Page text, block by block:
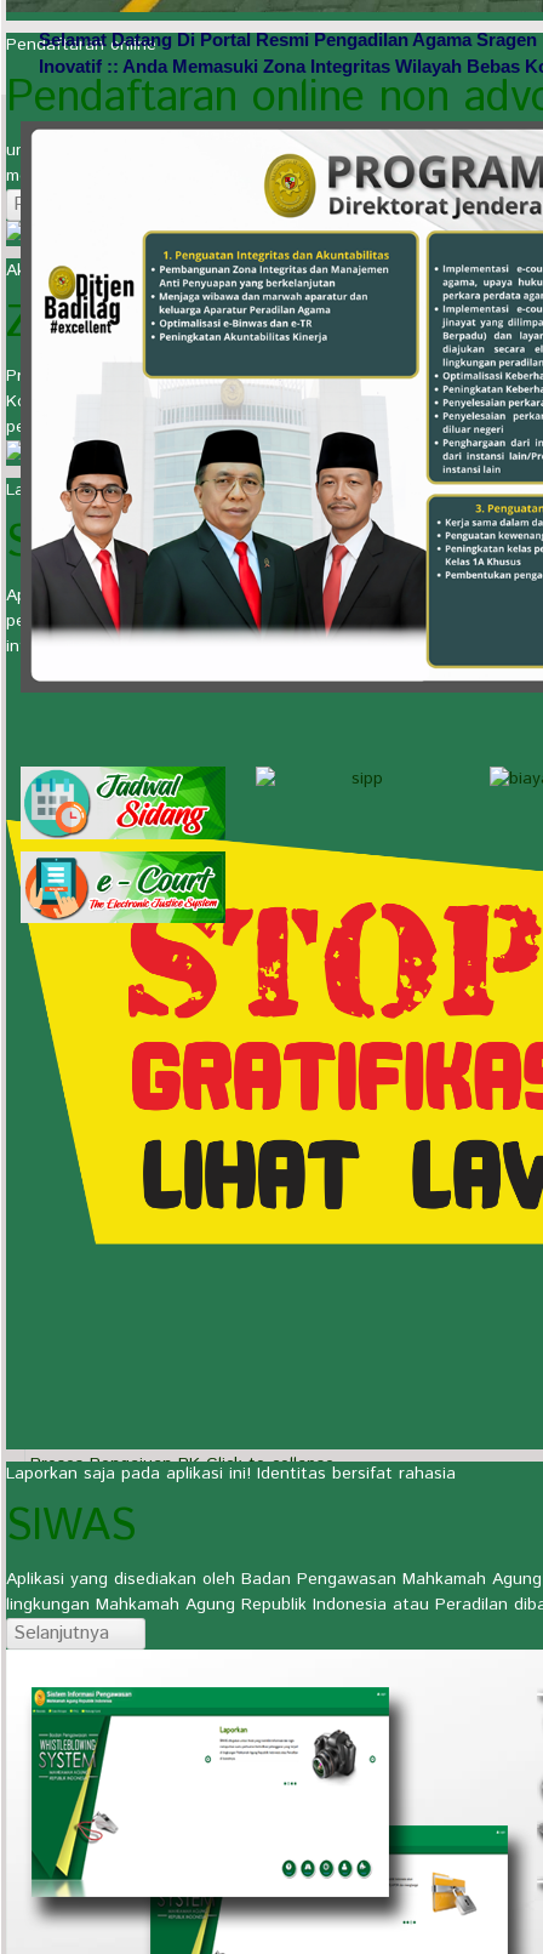
Pendaftaran online
Pendaftaran online non
untuk menekan penyebaran Virus Covid 19, maka bagi
menggunakan fasilitas Pendaftaran Online tanpa harus datang
Pendaftaran Online
Akuntable, Solid, Responsif, Inovatif
ZONA INTEGRITAS
Predikat yang diberikan kepada instansi pemerintah yang mana
Korupsi dan Wilayah Birokrasi Bersih dan Melayani (WBK &
peningkatan kualitas pelayanan publik.
Lawan Kecurangan, Junjung Persatuan!
STOP GRATIFIKASI
Apabila anda melihat, mendengar atau mengalami kejadian yang
pelanggaran yang dilakukan oleh aparat Pengadilan Agama
informasi/pengaduan pada Pimpinan Pengadilan Agama Sragen
Laporkan saja pada aplikasi ini! Identitas bersifat rahasia
SIWAS
Aplikasi yang disediakan oleh Badan Pengawasan Mahkamah
lingkungan Mahkamah Agung Republik Indonesia atau Peradilan
Selanjutnya
Selamat Datang Di Portal Resmi Pengadilan Agama
Inovatif :: Anda Memasuki Zona Integritas Wilayah Bebas
Prosedur Pengajuan
Proses Pengajuan PK Click to collapse
Langkah-langkah yang harus dilakukan Pemohon Peninjauan
agama/mahkamah syar’iah.
2.
Pengajuan PK dalam tenggang waktu 180 hari sesudah
hukum tetap atau sejak diketemukan bukti adanya
pejabat yang berwenang (Pasal 69 UU No. 14 Tahun 1985 yang
3.
Membayar biaya perkara PK (Pasal 70 UU No. 14 Tahun 1985
2004, Pasal 89 dan 90 UU No. 7 Tahun 1989).
Panitera pengadilan tingkat pertama memberitahukan dan
lawan dalam tenggang waktu selambat-lambatnya 14 (empat
5.
Pihak lawan berhak mengajukan surat jawaban terhadap memori
setelah tanggal diterimanya salinan permohonan PK.
Panitera pengadilan tingkat pertama mengirimkan berkas PK